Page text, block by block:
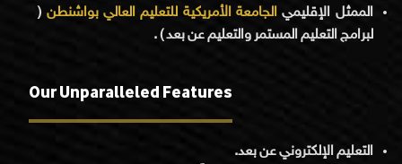
الممثل الإقليميالجامعة الأمريكية للتعليم العالي بواشنطن (
لبرامج التعليم المستمر والتعليم عن بعد ) .
Our Unparalleled Features
التعليم الإلكتروني عن بعد.